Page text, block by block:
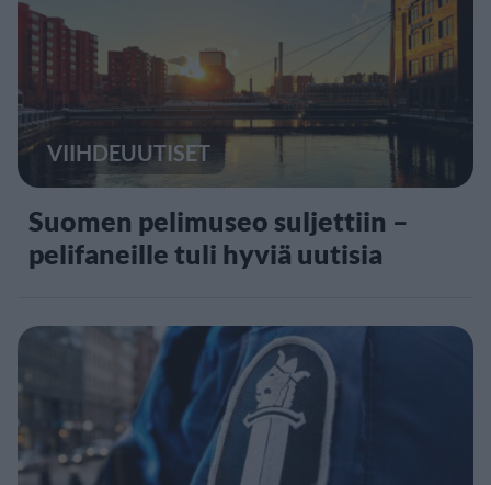
VIIHDEUUTISET
Suomen pelimuseo suljettiin –
pelifaneille tuli hyviä uutisia